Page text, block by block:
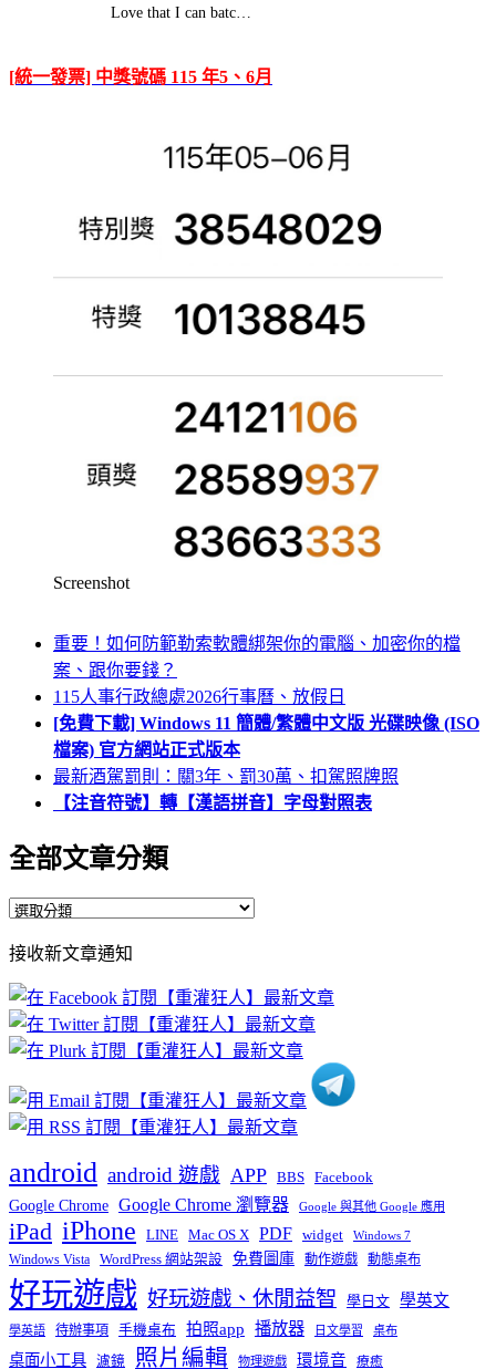
Love that I can batc…
[統一發票] 中獎號碼 115 年5、6月
Screenshot
重要！如何防範勒索軟體綁架你的電腦、加密你的檔
案、跟你要錢？
115人事行政總處2026行事曆、放假日
[免費下載] Windows 11 簡體/繁體中文版 光碟映像 (ISO
檔案) 官方網站正式版本
最新酒駕罰則：關3年、罰30萬、扣駕照牌照
【注音符號】轉【漢語拼音】字母對照表
全部文章分類
全
文
章
分
類
接收新文章通知
android android 遊戲 APP BBS Facebook
Google Chrome Google Chrome 瀏覽器 Google 與其他 Google 應用
iPad iPhone LINE Mac OS X PDF widget Windows 7
Windows Vista WordPress 網站架設 免費圖庫 動作遊戲 動態桌布
好玩遊戲 好玩遊戲、休閒益智 學日文 學英文
學英語 待辦事項 手機桌布 拍照app 播放器 日文學習 桌布
桌面小工具 濾鏡 照片編輯 物理遊戲 環境音 療癒